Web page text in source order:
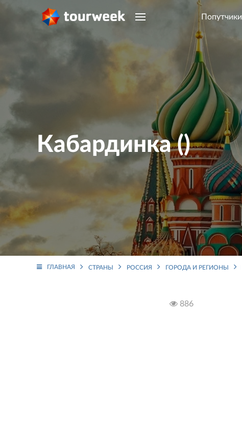
Попутчики
Кабардинка ()
ГЛАВНАЯ СТРАНЫ РОССИЯ ГОРОДА И РЕГИОНЫ
886